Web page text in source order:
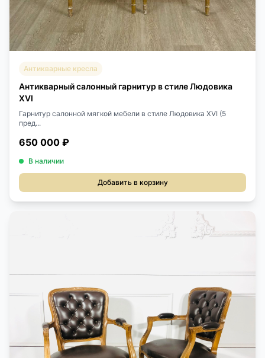
Антикварные кресла
Антикварный салонный гарнитур в стиле Людовика
XVI
Гарнитур салонной мягкой мебели в стиле Людовика XVI (5
пред...
650 000 ₽
В наличии
Добавить в корзину